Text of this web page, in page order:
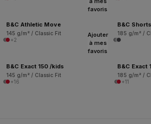
favoris
B&C Athletic Move
145 g/m² / Classic Fit
+2
B&C
185 g/m² /
Ajouter
à mes
favoris
B&C Exact 150 /kids
145 g/m² / Classic Fit
+16
B&C Exact
185 g/m² /
+11